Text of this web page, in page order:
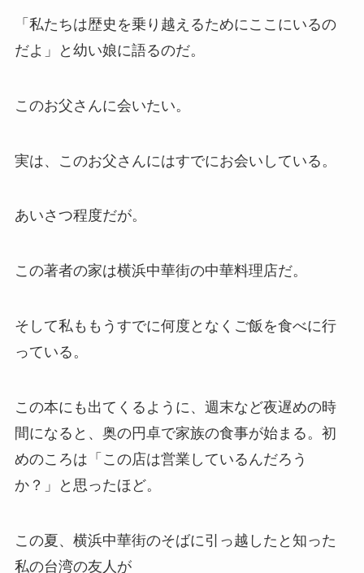
「私たちは歴史を乗り越えるためにここにいるの
だよ」と幼い娘に語るのだ。
このお父さんに会いたい。
実は、このお父さんにはすでにお会いしている。
あいさつ程度だが。
この著者の家は横浜中華街の中華料理店だ。
そして私ももうすでに何度となくご飯を食べに行
っている。
この本にも出てくるように、週末など夜遅めの時
間になると、奥の円卓で家族の食事が始まる。初
めのころは「この店は営業しているんだろう
か？」と思ったほど。
この夏、横浜中華街のそばに引っ越したと知った
私の台湾の友人が